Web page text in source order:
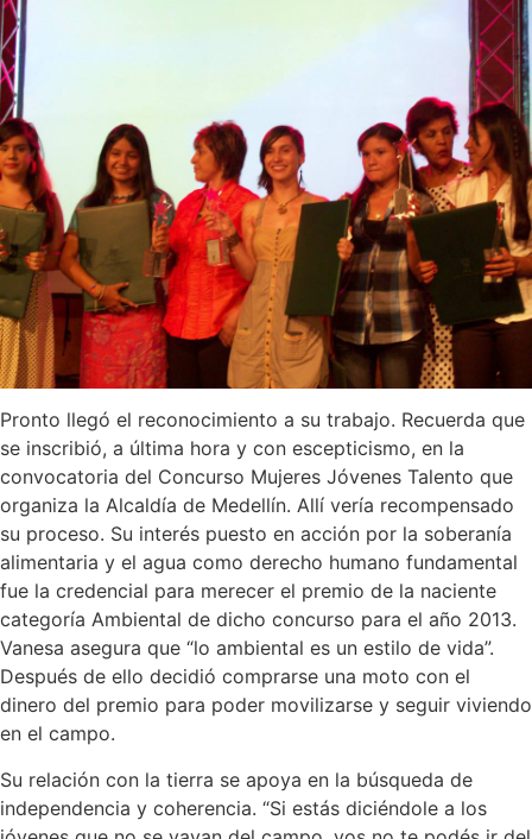
Pronto llegó el reconocimiento a su trabajo. Recuerda que
se inscribió, a última hora y con escepticismo, en la
convocatoria del Concurso Mujeres Jóvenes Talento que
organiza la Alcaldía de Medellín. Allí vería recompensado
su proceso. Su interés puesto en acción por la soberanía
alimentaria y el agua como derecho humano fundamental
fue la credencial para merecer el premio de la naciente
categoría Ambiental de dicho concurso para el año 2013.
Vanesa asegura que “lo ambiental es un estilo de vida”.
Después de ello decidió comprarse una moto con el
dinero del premio para poder movilizarse y seguir viviendo
en el campo.
Su relación con la tierra se apoya en la búsqueda de
independencia y coherencia. “Si estás diciéndole a los